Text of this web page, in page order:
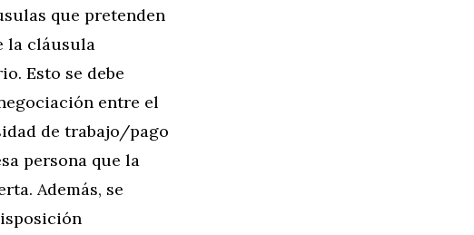
que pretenden
la cláusula
Esto se debe
entre el
de trabajo/pago
persona que la
Además, se